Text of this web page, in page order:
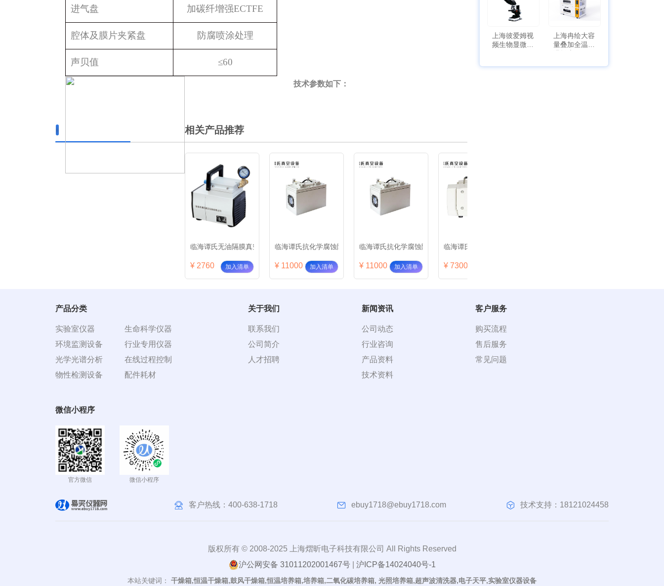
进气盘 加碳纤增强ECTFE
腔体及膜片夹紧盘 防腐喷涂处理
声贝值 ≤60
技术参数如下：
相关产品推荐
临海谭氏无油隔膜真空泵GM-0.5B(高真空）临海谭氏无油隔膜真空泵GM-1A(正负压两用型）
¥ 2760 加入清单
临海谭氏抗化学腐蚀隔膜泵 DVP8
¥ 11000 加入清单
临海谭氏抗化学腐蚀隔膜泵DVP16
¥ 11000 加入清单
临海谭氏抗化学腐蚀隔膜泵DVP2pro
¥ 7300
上海彼爱姆视
频生物显微镜
上海冉绘大容
量叠加全温恒
产品分类
实验室仪器
环境监测设备
光学光谱分析
物性检测设备
生命科学仪器
行业专用仪器
在线过程控制
配件耗材
关于我们
联系我们
公司简介
人才招聘
新闻资讯
公司动态
行业咨询
产品资料
技术资料
客户服务
购买流程
售后服务
常见问题
微信小程序
官方微信 微信小程序
客户热线： 400-638-1718 ebuy1718@ebuy1718.com 技术支持：18121024458
版权所有 © 2008-2025 上海熠昕电子科技有限公司 All Rights Reserved
沪公网安备 31011202001467号| 沪ICP备14024040号-1
本站关键词： 干燥箱,恒温干燥箱,鼓风干燥箱,恒温培养箱,培养箱,二氧化碳培养箱, 光照培养箱,超声波清洗器,电子天平,实验室仪器设备